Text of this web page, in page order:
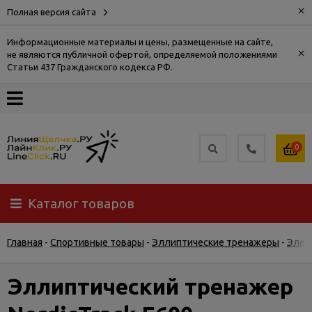
Полная версия сайта ×
Информационные материалы и цены, размещенные на сайте,
не являются публичной офертой, определяемой положениями
Статьи 437 Гражданского кодекса РФ.
×
О
Доставка
Самовывоз
Гарантия
возврат
0
Каталог товаров
Главная - Спортивные товары - Эллиптические тренажеры -
Эллиптический тренажер